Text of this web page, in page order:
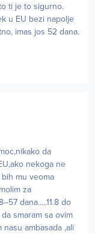
ti je to sigurno.
u EU bezi napolje
imas jos 52 dana.
da
nekoga ne
mu veoma
za
57 dana.....11.8 do
da smaram sa ovim
nasu ambasada ,ali